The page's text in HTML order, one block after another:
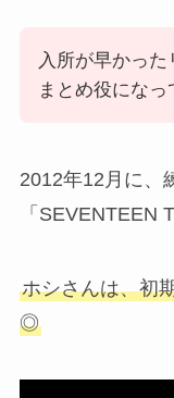
入所が早かっ
まとめ役になっ
2012年12月に、
「SEVENTEEN
ホシさんは、初
◎